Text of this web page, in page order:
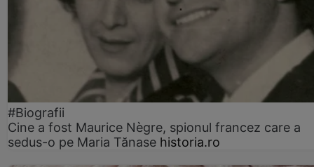
#Biografii
Cine a fost Maurice Nègre, spionul francez care a
sedus-o pe Maria Tănase historia.ro